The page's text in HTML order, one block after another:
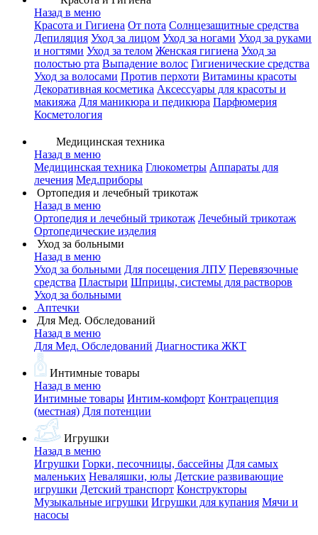
Назад в меню
Красота и Гигиена От пота Солнцезащитные средства
Депиляция Уход за лицом Уход за ногами Уход за руками
и ногтями Уход за телом Женская гигиена Уход за
полостью рта Выпадение волос Гигиенические средства
Уход за волосами Против перхоти Витамины красоты
Декоративная косметика Аксессуары для красоты и
макияжа Для маникюра и педикюра Парфюмерия
Косметология
Медицинская техника
Назад в меню
Медицинская техника Глюкометры Аппараты для
лечения Мед.приборы
Ортопедия и лечебный трикотаж
Назад в меню
Ортопедия и лечебный трикотаж Лечебный трикотаж
Ортопедические изделия
Уход за больными
Назад в меню
Уход за больными Для посещения ЛПУ Перевязочные
средства Пластыри Шприцы, системы для растворов
Уход за больными
Аптечки
Для Мед. Обследований
Назад в меню
Для Мед. Обследований Диагностика ЖКТ
Интимные товары
Назад в меню
Интимные товары Интим-комфорт Контрацепция
(местная) Для потенции
Игрушки
Назад в меню
Игрушки Горки, песочницы, бассейны Для самых
маленьких Неваляшки, юлы Детские развивающие
игрушки Детский транспорт Конструкторы
Музыкальные игрушки Игрушки для купания Мячи и
насосы